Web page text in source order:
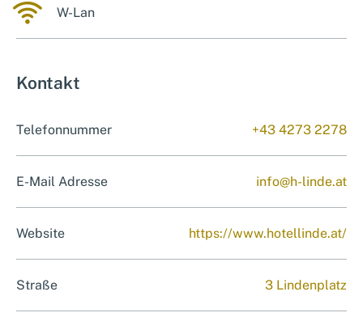
wifi W-Lan
Kontakt
Telefonnummer +43 4273 2278
E-Mail Adresse info@h-linde.at
Website https://www.hotellinde.at/
Straße 3 Lindenplatz